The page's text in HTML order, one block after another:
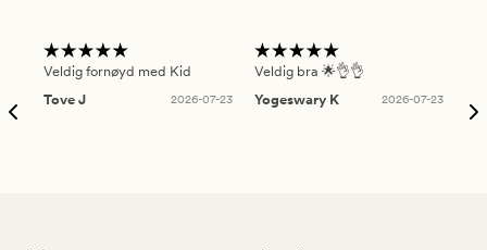
Veldig fornøyd med Kid
Tove J
2026-07-23
Veldig bra 🌟👌👌
Yogeswary K
2026-07-23